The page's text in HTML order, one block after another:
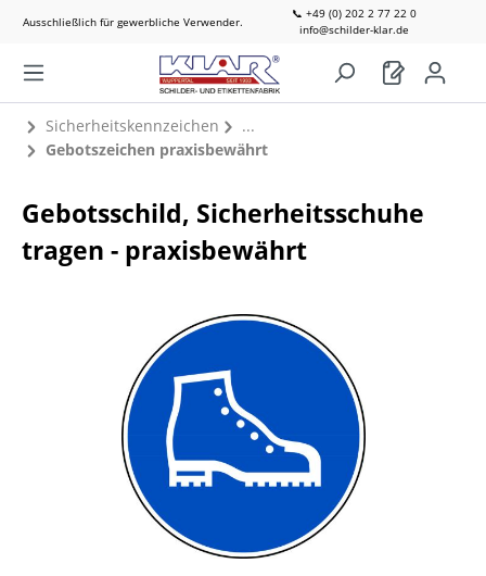
Ausschließlich für gewerbliche Verwender.
📞 +49 (0) 202 2 77 22 0
info@schilder-klar.de
Sicherheitskennzeichen
Gebotszeichen praxisbewährt
Gebotsschild, Sicherheitsschuhe
tragen - praxisbewährt